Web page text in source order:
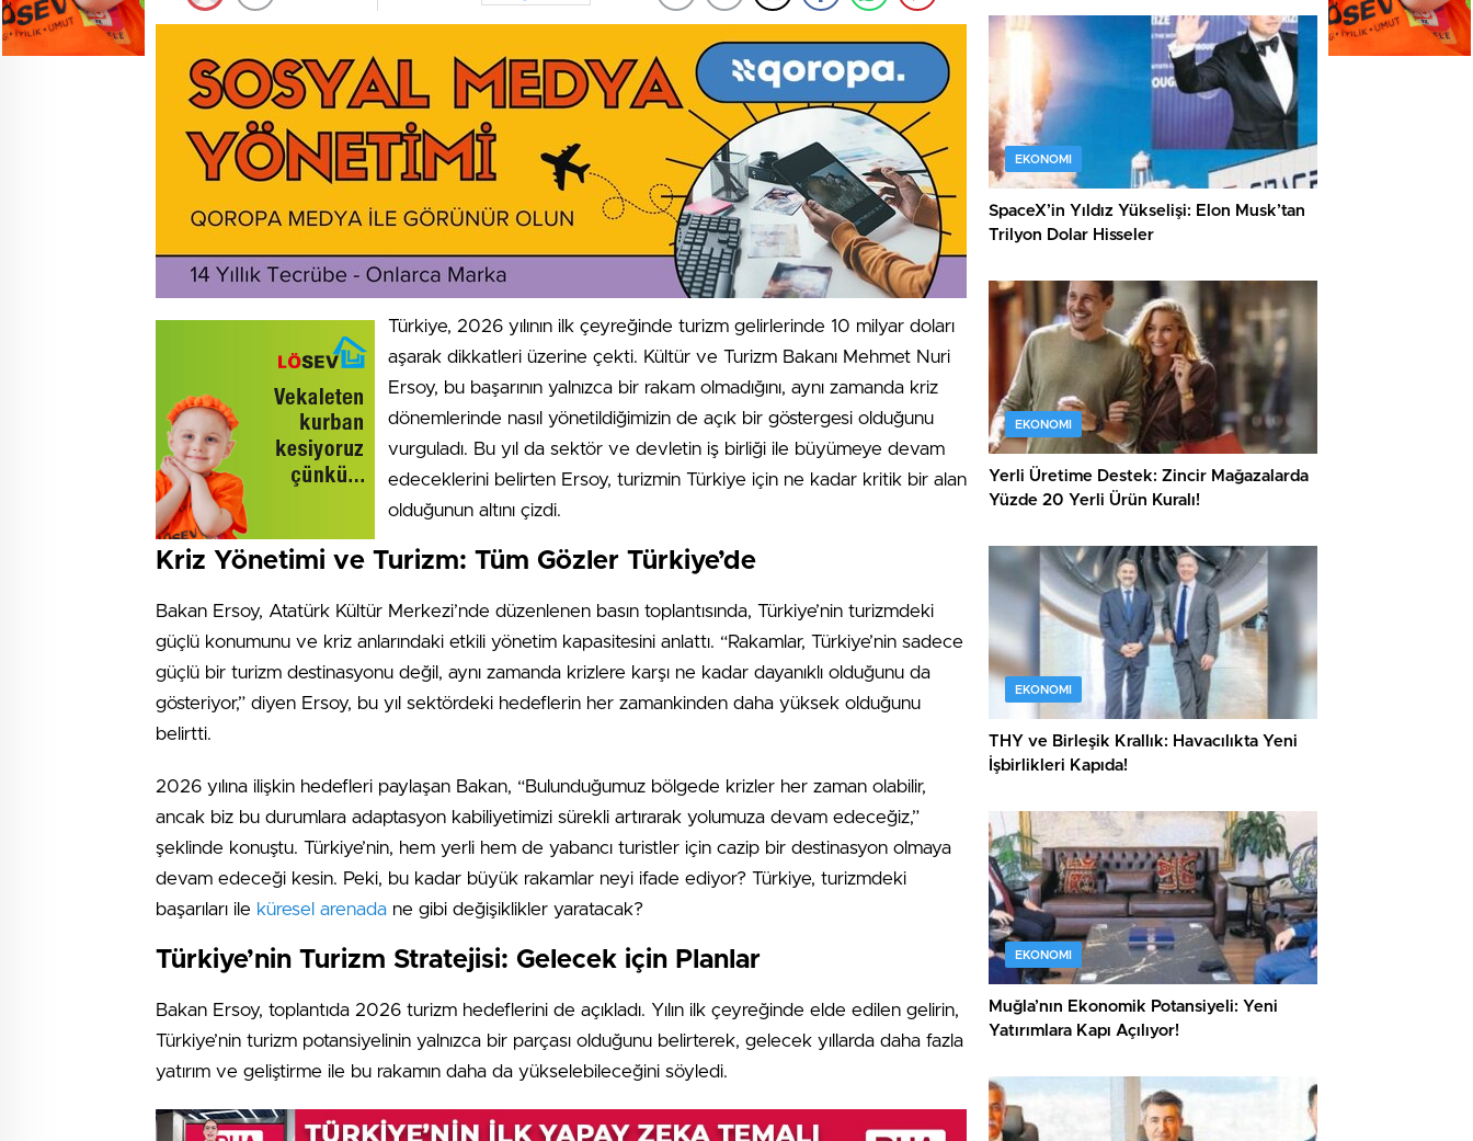
Türkiye, 2026 yılının ilk çeyreğinde turizm gelirlerinde 10 milyar doları
aşarak dikkatleri üzerine çekti. Kültür ve Turizm Bakanı Mehmet Nuri
Ersoy, bu başarının yalnızca bir rakam olmadığını, aynı zamanda kriz
dönemlerinde nasıl yönetildiğimizin de açık bir göstergesi olduğunu
vurguladı. Bu yıl da sektör ve devletin iş birliği ile büyümeye devam
edeceklerini belirten Ersoy, turizmin Türkiye için ne kadar kritik bir alan
olduğunun altını çizdi.
Kriz Yönetimi ve Turizm: Tüm Gözler Türkiye’de
Bakan Ersoy, Atatürk Kültür Merkezi’nde düzenlenen basın toplantısında, Türkiye’nin turizmdeki
güçlü konumunu ve kriz anlarındaki etkili yönetim kapasitesini anlattı. “Rakamlar, Türkiye’nin sadece
güçlü bir turizm destinasyonu değil, aynı zamanda krizlere karşı ne kadar dayanıklı olduğunu da
gösteriyor,” diyen Ersoy, bu yıl sektördeki hedeflerin her zamankinden daha yüksek olduğunu
belirtti.
2026 yılına ilişkin hedefleri paylaşan Bakan, “Bulunduğumuz bölgede krizler her zaman olabilir,
ancak biz bu durumlara adaptasyon kabiliyetimizi sürekli artırarak yolumuza devam edeceğiz,”
şeklinde konuştu. Türkiye’nin, hem yerli hem de yabancı turistler için cazip bir destinasyon olmaya
devam edeceği kesin. Peki, bu kadar büyük rakamlar neyi ifade ediyor? Türkiye, turizmdeki
başarıları ile küresel arenada ne gibi değişiklikler yaratacak?
Türkiye’nin Turizm Stratejisi: Gelecek için Planlar
Bakan Ersoy, toplantıda 2026 turizm hedeflerini de açıkladı. Yılın ilk çeyreğinde elde edilen gelirin,
Türkiye’nin turizm potansiyelinin yalnızca bir parçası olduğunu belirterek, gelecek yıllarda daha fazla
yatırım ve geliştirme ile bu rakamın daha da yükselebileceğini söyledi.
EKONOMI
SpaceX’in Yıldız Yükselişi: Elon Musk’tan
Trilyon Dolar Hisseler
EKONOMI
Yerli Üretime Destek: Zincir Mağazalarda
Yüzde 20 Yerli Ürün Kuralı!
EKONOMI
THY ve Birleşik Krallık: Havacılıkta Yeni
İşbirlikleri Kapıda!
EKONOMI
Muğla’nın Ekonomik Potansiyeli: Yeni
Yatırımlara Kapı Açılıyor!